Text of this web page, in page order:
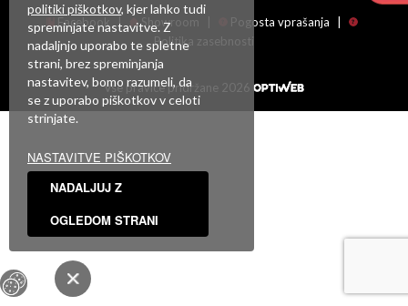
Facebook | Showroom Pogosta vprašanja
Politika zasebnosti
Vse pravice pridržane 2026
politiki piškotkov, kjer lahko tudi
spreminjate nastavitve. Z
nadaljnjo uporabo te spletne
strani, brez spreminjanja
nastavitev, bomo razumeli, da
se z uporabo piškotkov v celoti
strinjate.
NASTAVITVE PIŠKOTKOV
NADALJUJ Z
OGLEDOM STRANI